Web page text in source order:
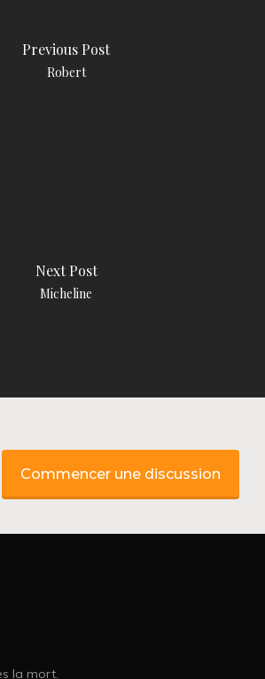
Previous Post
Robert
Next Post
Micheline
Commencer une discussion
la mort.